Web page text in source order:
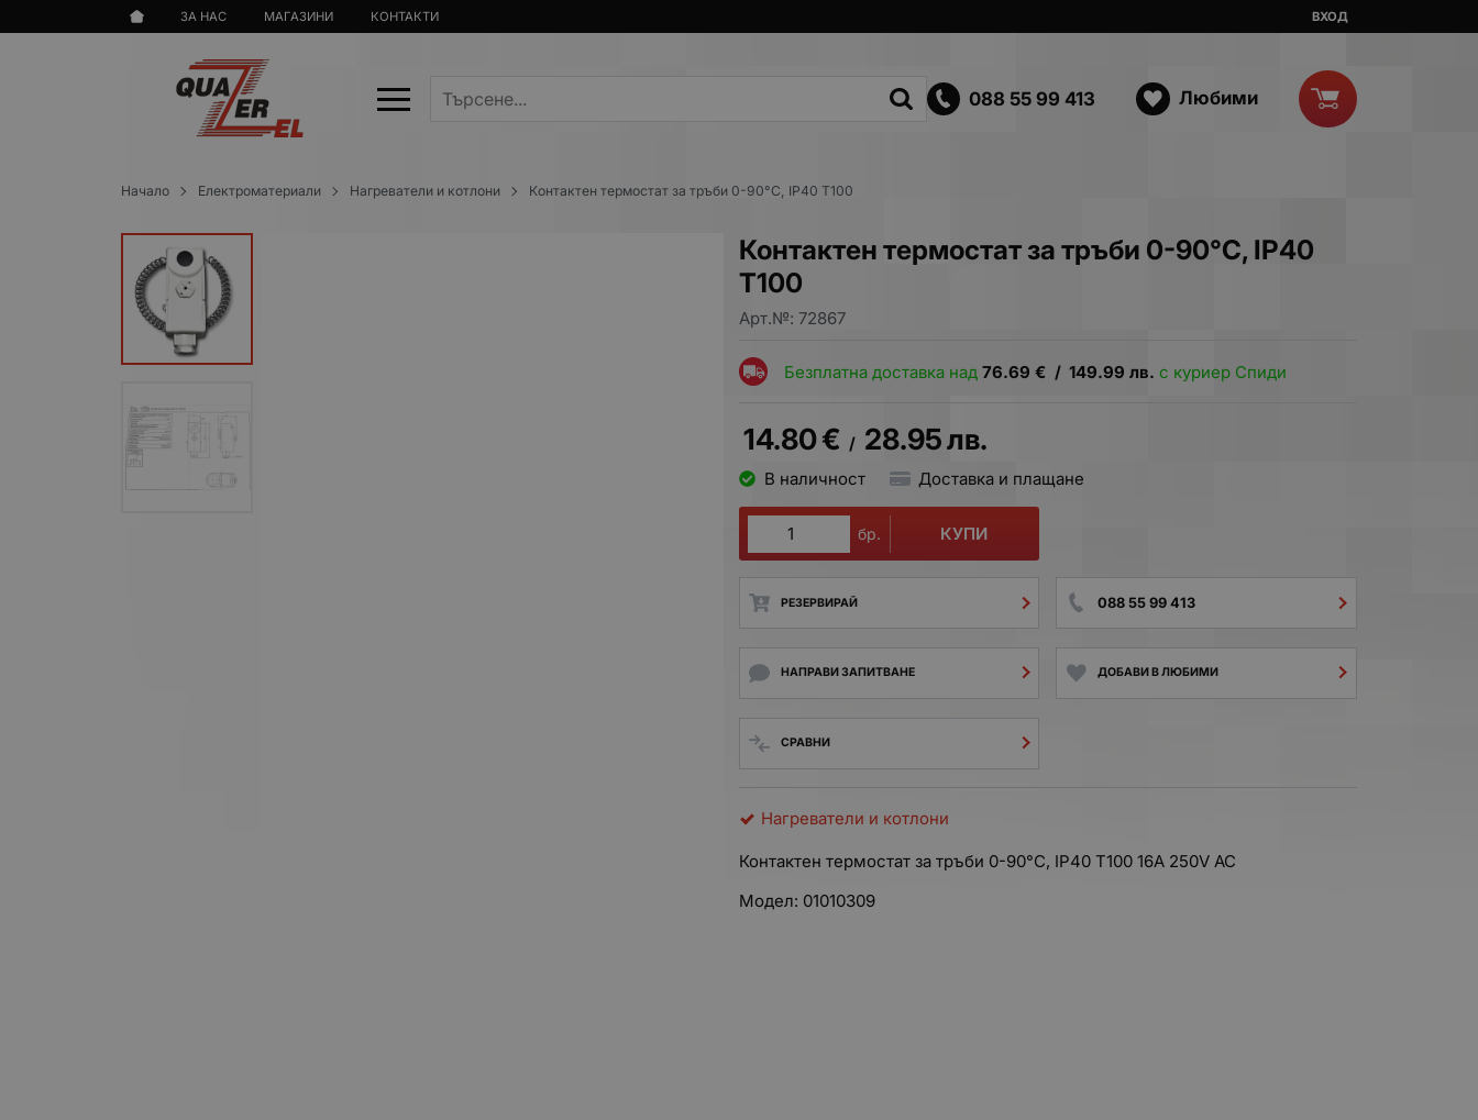
ЗА НАС МАГАЗИНИ КОНТАКТИ ВХОД
088 55 99 413 Любими
Начало Електроматериали Нагреватели и котлони Контактен термостат за тръби 0-90°C, IP40 T100
Контактен термостат за тръби 0-90°C, IP40
T100
Арт.№: 72867
Безплатна доставка над76.69 € / 149.99 лв. с куриер Спиди
14.80€ / 28.95лв.
В наличност Доставка и плащане
бр. КУПИ
РЕЗЕРВИРАЙ 088 55 99 413
НАПРАВИ ЗАПИТВАНЕ ДОБАВИ В ЛЮБИМИ
СРАВНИ
Нагреватели и котлони
Контактен термостат за тръби 0-90°C, IP40 T100 16A 250V AC
Модел: 01010309